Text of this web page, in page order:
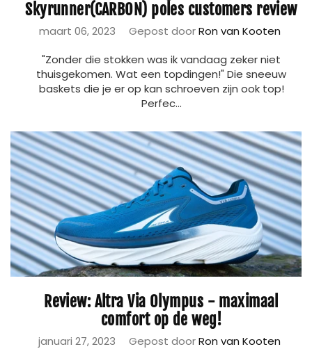
Skyrunner(CARBON) poles customers review
maart 06, 2023 Gepost doorRon van Kooten
"Zonder die stokken was ik vandaag zeker niet
thuisgekomen. Wat een topdingen!" Die sneeuw
baskets die je er op kan schroeven zijn ook top!
Perfec...
Review: Altra Via Olympus - maximaal
comfort op de weg!
januari 27, 2023 Gepost doorRon van Kooten